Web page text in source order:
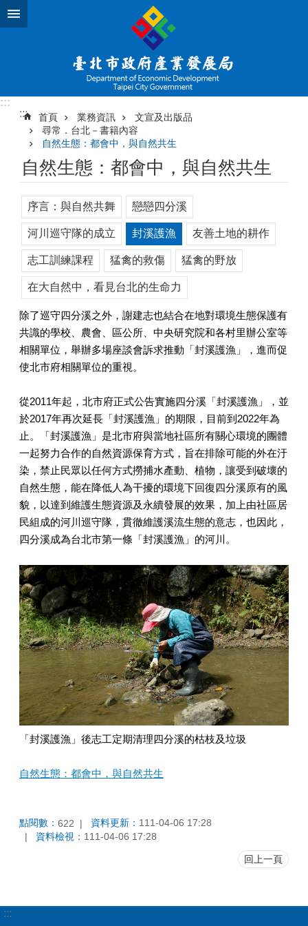
跳到主要內容區塊
:::
:::
首頁 業務資訊
文宣及出版品
尋常．台北－書籍內容
自然生態：都會中，與自然共生
自然生態：都會中，與自然共生
序言：與自然共舞 戀戀四分溪
河川巡守隊的成立 封溪護漁 友善土地的耕作
志工訓練課程 猛禽的救傷 猛禽的野放
在大自然中，看見台北的生命力
除了巡守四分溪之外，謝建志也結合在地對環境生態保護有
共識的學校、農會、區公所、中央研究院和各村里辦公室等
相關單位，舉辦多場座談會訴求推動「封溪護漁」，進而促
使北市府相關單位的重視。
從2011年起，北市府正式公告實施四分溪「封溪護漁」，並
於2017年再次延長「封溪護漁」的期限，目前到2022年為
止。「封溪護漁」是北市府與當地社區所有關心環境的團體
一起努力合作的自然資源保育方式，旨在排除可能的外在汙
染，禁止民眾以任何方式撈捕水產動、植物，讓受到破壞的
自然生態，能在降低人為干擾的環境下回復四分溪原有的風
貌，以達到維護生態資源及永續發展的效果，加上由社區居
民組成的河川巡守隊，貫徹維護溪流生態的意志，也因此，
四分溪成為台北市第一條「封溪護漁」的河川。
「封溪護漁」後志工定期清理四分溪的枯枝及垃圾
自然生態：都會中，與自然共生
點閱數： 622 資料更新： 111-04-06 17:28
資料檢視： 111-04-06 17:28
回上一頁
:::